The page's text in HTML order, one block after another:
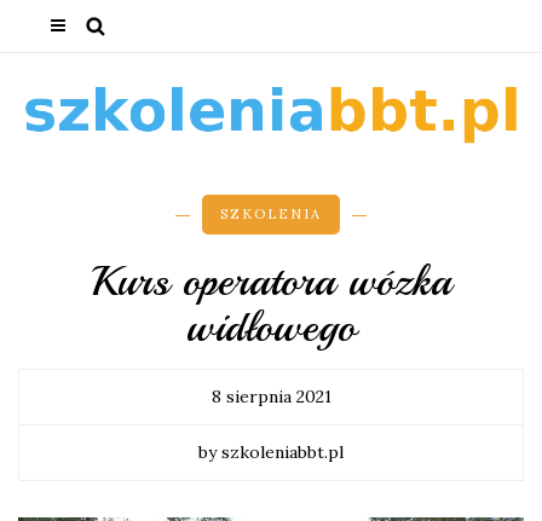
SZKOLENIA
Kurs operatora wózka
widłowego
8 sierpnia 2021
by szkoleniabbt.pl